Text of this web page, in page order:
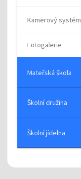
Kamerový systém
Fotogalerie
Mateřská škola
Školní družina
Školní jídelna